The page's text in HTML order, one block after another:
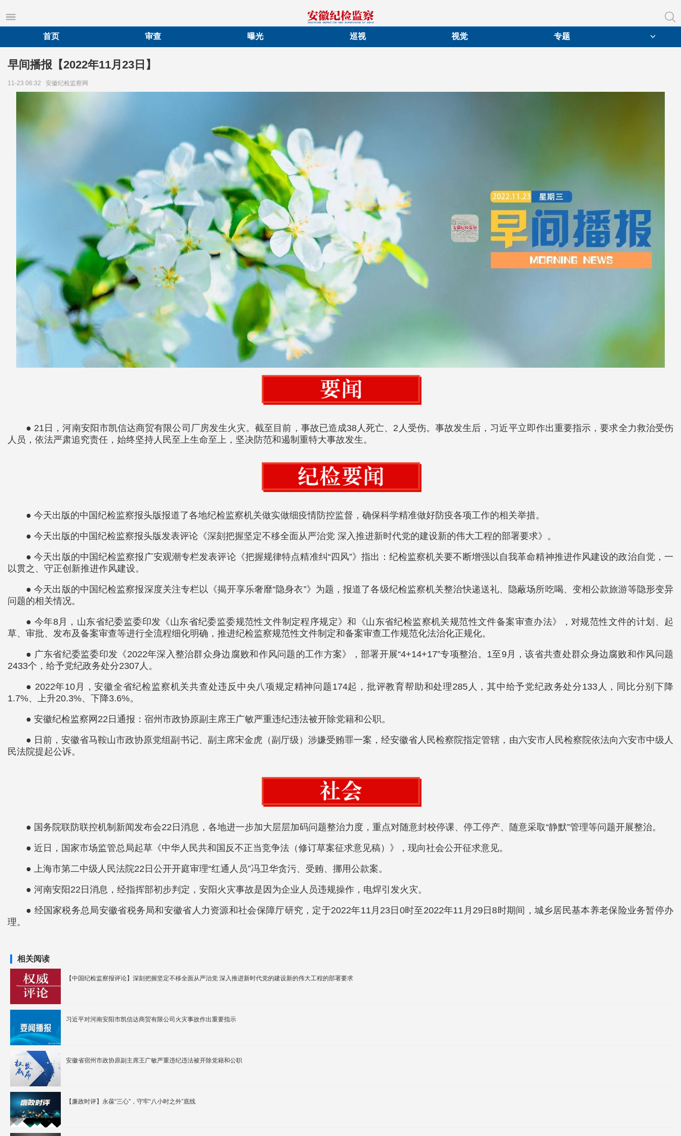
首页
审查 曝光 巡视 视觉 专题
早间播报【2022年11月23日】
11-23 06:32 安徽纪检监察网
● 21日，河南安阳市凯信达商贸有限公司厂房发生火灾。截至目前，事故已造成38人死亡、2人受伤。事故发生后，习近平立即作出重要指示，要求全力救治受伤
人员，依法严肃追究责任，始终坚持人民至上生命至上，坚决防范和遏制重特大事故发生。
● 今天出版的中国纪检监察报头版报道了各地纪检监察机关做实做细疫情防控监督，确保科学精准做好防疫各项工作的相关举措。
● 今天出版的中国纪检监察报头版发表评论《深刻把握坚定不移全面从严治党 深入推进新时代党的建设新的伟大工程的部署要求》。
● 今天出版的中国纪检监察报广安观潮专栏发表评论《把握规律特点精准纠“四风”》指出：纪检监察机关要不断增强以自我革命精神推进作风建设的政治自觉，一
以贯之、守正创新推进作风建设。
● 今天出版的中国纪检监察报深度关注专栏以《揭开享乐奢靡“隐身衣”》为题，报道了各级纪检监察机关整治快递送礼、隐蔽场所吃喝、变相公款旅游等隐形变异
问题的相关情况。
● 今年8月，山东省纪委监委印发《山东省纪委监委规范性文件制定程序规定》和《山东省纪检监察机关规范性文件备案审查办法》，对规范性文件的计划、起
草、审批、发布及备案审查等进行全流程细化明确，推进纪检监察规范性文件制定和备案审查工作规范化法治化正规化。
● 广东省纪委监委印发《2022年深入整治群众身边腐败和作风问题的工作方案》，部署开展“4+14+17”专项整治。1至9月，该省共查处群众身边腐败和作风问题
2433个，给予党纪政务处分2307人。
● 2022年10月，安徽全省纪检监察机关共查处违反中央八项规定精神问题174起，批评教育帮助和处理285人，其中给予党纪政务处分133人，同比分别下降
1.7%、上升20.3%、下降3.6%。
● 安徽纪检监察网22日通报：宿州市政协原副主席王广敏严重违纪违法被开除党籍和公职。
● 日前，安徽省马鞍山市政协原党组副书记、副主席宋金虎（副厅级）涉嫌受贿罪一案，经安徽省人民检察院指定管辖，由六安市人民检察院依法向六安市中级人
民法院提起公诉。
● 国务院联防联控机制新闻发布会22日消息，各地进一步加大层层加码问题整治力度，重点对随意封校停课、停工停产、随意采取“静默”管理等问题开展整治。
● 近日，国家市场监管总局起草《中华人民共和国反不正当竞争法（修订草案征求意见稿）》，现向社会公开征求意见。
● 上海市第二中级人民法院22日公开开庭审理“红通人员”冯卫华贪污、受贿、挪用公款案。
● 河南安阳22日消息，经指挥部初步判定，安阳火灾事故是因为企业人员违规操作，电焊引发火灾。
● 经国家税务总局安徽省税务局和安徽省人力资源和社会保障厅研究，定于2022年11月23日0时至2022年11月29日8时期间，城乡居民基本养老保险业务暂停办
理。
相关阅读
【中国纪检监察报评论】深刻把握坚定不移全面从严治党 深入推进新时代党的建设新的伟大工程的部署要求
​习近平对河南安阳市凯信达商贸有限公司火灾事故作出重要指示
安徽省宿州市政协原副主席王广敏严重违纪违法被开除党籍和公职
【廉政时评】永葆“三心”，守牢“八小时之外”底线